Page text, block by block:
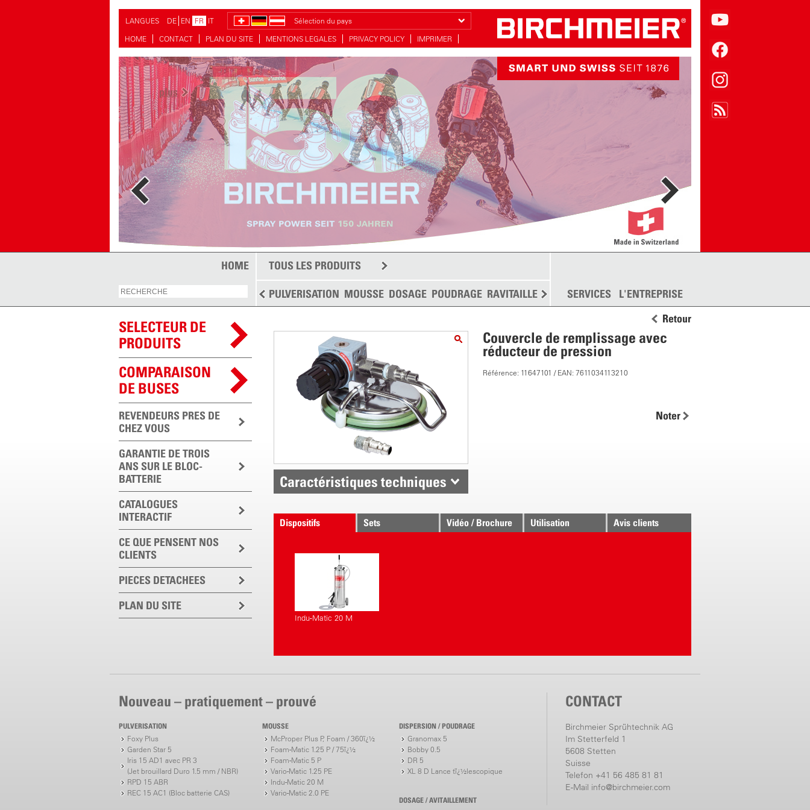
LANGUES DE EN FR IT
Sélection du pays
HOME
CONTACT PLAN DU SITE MENTIONS LEGALES PRIVACY POLICY IMPRIMER
plus
HOME TOUS LES PRODUITS
PULVERISATION MOUSSE DOSAGE POUDRAGE RAVITAILLEMENT DISPERSION PLUS
SERVICES L'ENTREPRISE
SELECTEUR DE
PRODUITS
COMPARAISON
DE BUSES
REVENDEURS PRES DE
CHEZ VOUS
GARANTIE DE TROIS
ANS SUR LE BLOC-
BATTERIE
CATALOGUES
INTERACTIF
CE QUE PENSENT NOS
CLIENTS
PIECES DETACHEES
PLAN DU SITE
Retour
Couvercle de remplissage avec
réducteur de pression
Référence: 11647101 / EAN: 7611034113210
Noter
Caractéristiques techniques
Dispositifs
Sets Vidéo / Brochure Utilisation Avis clients
Indu-Matic 20 M
Nouveau – pratiquement – prouvé
PULVERISATION
Foxy Plus
Garden Star 5
Iris 15 AD1 avec PR 3
(Jet brouillard Duro 1.5 mm / NBR)
RPD 15 ABR
REC 15 AC1 (Bloc batterie CAS)
MOUSSE
McProper Plus P, Foam / 360ï¿½
Foam-Matic 1.25 P / 75ï¿½
Foam-Matic 5 P
Vario-Matic 1.25 PE
Indu-Matic 20 M
Vario-Matic 2.0 PE
DISPERSION / POUDRAGE
Granomax 5
Bobby 0.5
DR 5
XL 8 D Lance tï¿½lescopique
DOSAGE / AVITAILLEMENT
CONTACT
Birchmeier Sprühtechnik AG
Im Stetterfeld 1
5608 Stetten
Suisse
Telefon +41 56 485 81 81
E-Mail info@birchmeier.com